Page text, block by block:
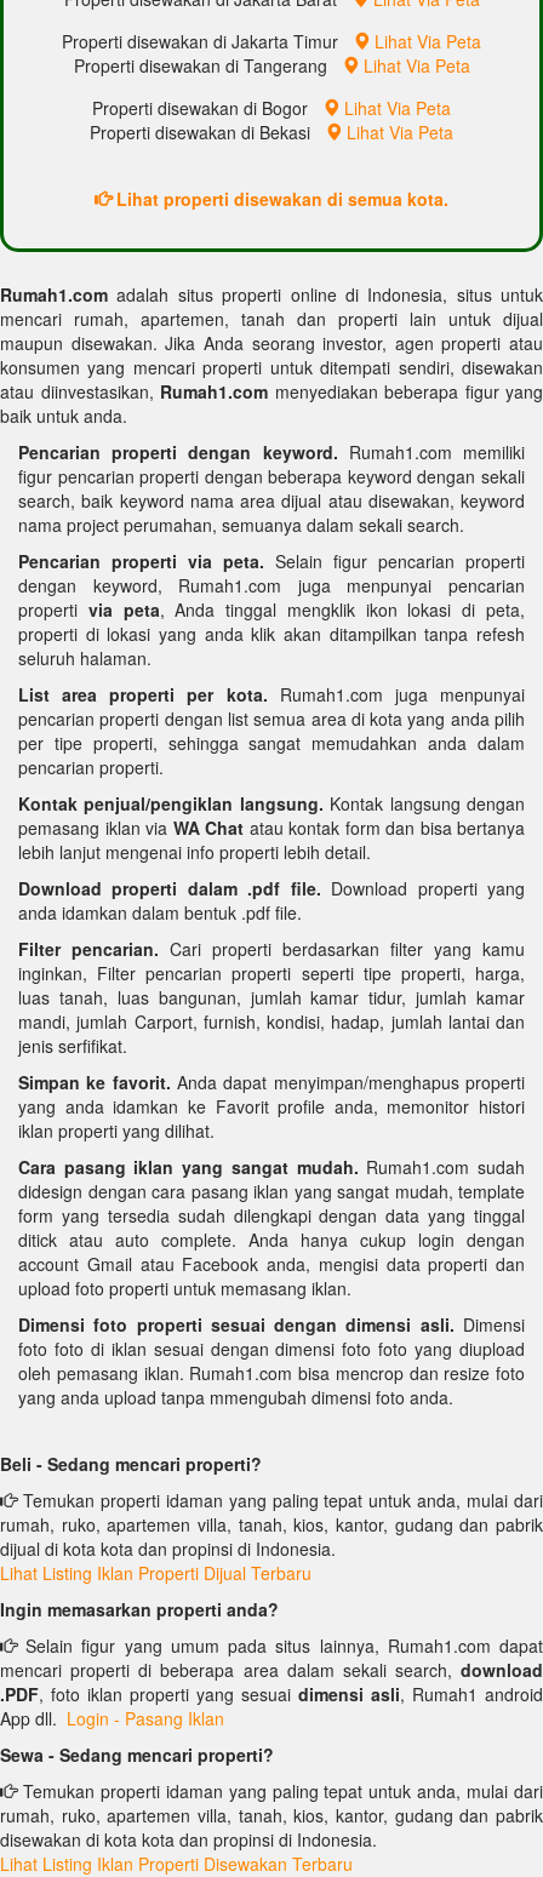
Properti disewakan di Jakarta Timur
Lihat Via Peta
Properti disewakan di Tangerang
Lihat Via Peta
Properti disewakan di Bogor
Lihat Via Peta
Properti disewakan di Bekasi
Lihat Via Peta
Lihat properti disewakan di semua kota.
Rumah1.com adalah situs properti online di Indonesia, situs untuk
mencari rumah, apartemen, tanah dan properti lain untuk dijual
maupun disewakan. Jika Anda seorang investor, agen properti atau
konsumen yang mencari properti untuk ditempati sendiri, disewakan
atau diinvestasikan, Rumah1.com menyediakan beberapa figur yang
baik untuk anda.
Pencarian properti dengan keyword. Rumah1.com memiliki
figur pencarian properti dengan beberapa keyword dengan sekali
search, baik keyword nama area dijual atau disewakan, keyword
nama project perumahan, semuanya dalam sekali search.
Pencarian properti via peta. Selain figur pencarian properti
dengan keyword, Rumah1.com juga menpunyai pencarian
properti via peta, Anda tinggal mengklik ikon lokasi di peta,
properti di lokasi yang anda klik akan ditampilkan tanpa refesh
seluruh halaman.
List area properti per kota. Rumah1.com juga menpunyai
pencarian properti dengan list semua area di kota yang anda pilih
per tipe properti, sehingga sangat memudahkan anda dalam
pencarian properti.
Kontak penjual/pengiklan langsung. Kontak langsung dengan
pemasang iklan via WA Chat atau kontak form dan bisa bertanya
lebih lanjut mengenai info properti lebih detail.
Download properti dalam .pdf file. Download properti yang
anda idamkan dalam bentuk .pdf file.
Filter pencarian. Cari properti berdasarkan filter yang kamu
inginkan, Filter pencarian properti seperti tipe properti, harga,
luas tanah, luas bangunan, jumlah kamar tidur, jumlah kamar
mandi, jumlah Carport, furnish, kondisi, hadap, jumlah lantai dan
jenis serfifikat.
Simpan ke favorit. Anda dapat menyimpan/menghapus properti
yang anda idamkan ke Favorit profile anda, memonitor histori
iklan properti yang dilihat.
Cara pasang iklan yang sangat mudah. Rumah1.com sudah
didesign dengan cara pasang iklan yang sangat mudah, template
form yang tersedia sudah dilengkapi dengan data yang tinggal
ditick atau auto complete. Anda hanya cukup login dengan
account Gmail atau Facebook anda, mengisi data properti dan
upload foto properti untuk memasang iklan.
Dimensi foto properti sesuai dengan dimensi asli. Dimensi
foto foto di iklan sesuai dengan dimensi foto foto yang diupload
oleh pemasang iklan. Rumah1.com bisa mencrop dan resize foto
yang anda upload tanpa mmengubah dimensi foto anda.
Beli - Sedang mencari properti?
Temukan properti idaman yang paling tepat untuk anda, mulai dari
rumah, ruko, apartemen villa, tanah, kios, kantor, gudang dan pabrik
dijual di kota kota dan propinsi di Indonesia.
Lihat Listing Iklan Properti Dijual Terbaru
Ingin memasarkan properti anda?
Selain figur yang umum pada situs lainnya, Rumah1.com dapat
mencari properti di beberapa area dalam sekali search, download
.PDF, foto iklan properti yang sesuai dimensi asli, Rumah1 android
App dll. Login - Pasang Iklan
Sewa - Sedang mencari properti?
Temukan properti idaman yang paling tepat untuk anda, mulai dari
rumah, ruko, apartemen villa, tanah, kios, kantor, gudang dan pabrik
disewakan di kota kota dan propinsi di Indonesia.
Lihat Listing Iklan Properti Disewakan Terbaru